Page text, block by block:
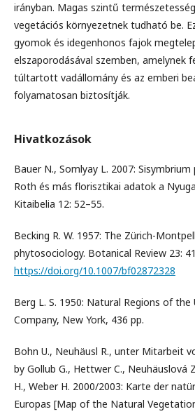
irányban. Magas szintű
vegetációs környezetnek tudható be.
gyomok és idegenhonos fajok
elszaporodásával szemben, amelynek
túltartott vadállomány és az emberi
folyamatosan biztosítják.
Hivatkozások
Bauer N., Somlyay L. 2007:
Roth és más florisztikai adatok a
Kitaibelia 12: 52–55.
Becking R. W. 1957: The Zürich-
phytosociology. Botanical Review 23:
https://doi.org/10.1007/bf02872328
Berg L. S. 1950: Natural Regions of the
Company, New York, 436 pp.
Bohn U., Neuhäusl R., unter Mitarbeit
by Gollub G., Hettwer C., Neuhäuslová
H., Weber H. 2000/2003: Karte der
Europas [Map of the Natural